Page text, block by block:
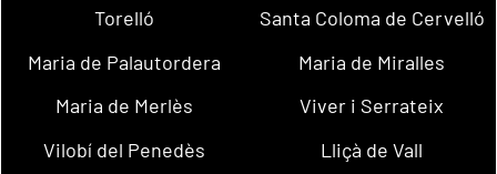
Torelló
Santa Coloma de Cervelló
Maria de Palautordera
Maria de Miralles
Maria de Merlès
Viver i Serrateix
Vilobí del Penedès
Lliçà de Vall